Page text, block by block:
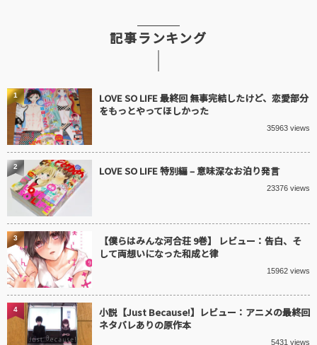
記事ランキング
LOVE SO LIFE 最終回 無事完結したけど、恋愛部分
をもっとやってほしかった
35963 views
1
LOVE SO LIFE 特別編 – 意味深なお泊り発言
23376 views
2
【僕らはみんな河合荘 9巻】 レビュー：告白、そ
して両想いになった和成と律
15962 views
3
小説【Just Because!】レビュー：アニメの最終回
ネタバレありの原作本
5431 views
4